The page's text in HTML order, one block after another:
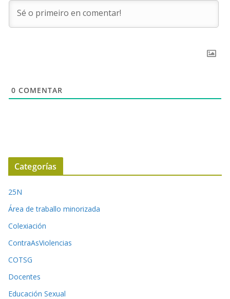
0 COMENTAR
Categorías
25N
Área de traballo minorizada
Colexiación
ContraAsViolencias
COTSG
Docentes
Educación Sexual